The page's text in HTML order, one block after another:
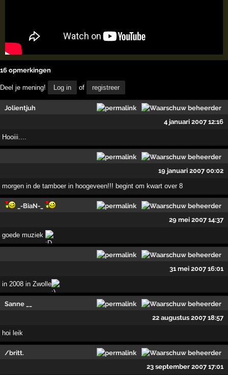
16 opmerkingen
Deel je mening! Log in of registreer
Jolientjuh
4 januari 2007 12:16
Hooiii....
19 januari 2007 00:02
morgen in de tamboer in hoogeveen!!! begint om kwart over 8
_-BiaN-_
29 mei 2007 14:37
goede muziek
31 mei 2007 16:01
in 2008 in Zwolle
Sanne __
22 augustus 2007 18:57
hoi leik
/britt.
23 september 2007 17:01